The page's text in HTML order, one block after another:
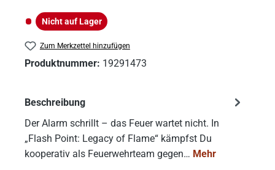
Nicht auf Lager
Nicht auf Lager
Zum Merkzettel hinzufügen
Produktnummer: 19291473
Beschreibung
Der Alarm schrillt – das Feuer wartet nicht. In
„Flash Point: Legacy of Flame“ kämpfst Du
kooperativ als Feuerwehrteam gegen… Mehr